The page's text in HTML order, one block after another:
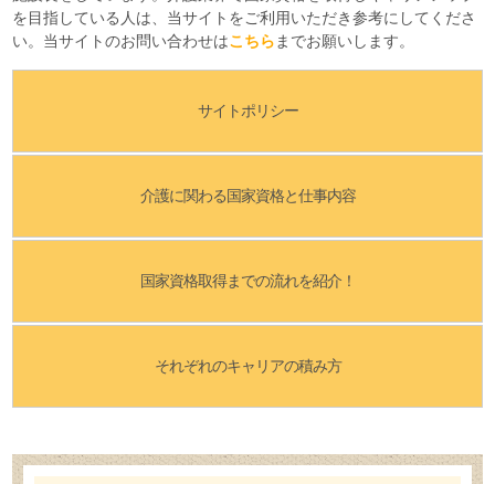
を目指している人は、当サイトをご利用いただき参考にしてくださ
い。当サイトのお問い合わせはこちら までお願いします。
サイトポリシー
介護に関わる国家資格と仕事内容
国家資格取得までの流れを紹介！
それぞれのキャリアの積み方